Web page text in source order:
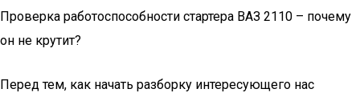
Проверка работоспособности стартера ВАЗ 2110 – почему
он не крутит?
Перед тем, как начать разборку интересующего нас